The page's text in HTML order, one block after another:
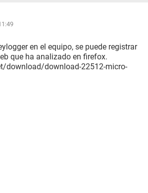
en el equipo, se puede registrar
que ha analizado en firefox.
download/download-22512-micro-